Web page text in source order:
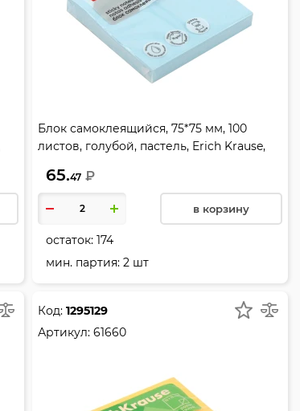
Блок самоклеящийся, 75*75 мм, 100
листов, голубой, пастель, Erich Krause,
65.47 ₽
в корзину
остаток: 174
мин. партия: 2 шт
Код: 1295129
Артикул: 61660